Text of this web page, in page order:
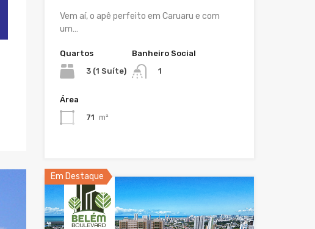
Vem aí, o apê perfeito em Caruaru e com
um…
Quartos
3 (1 Suíte)
Banheiro Social
1
Área
71 m²
Em Destaque